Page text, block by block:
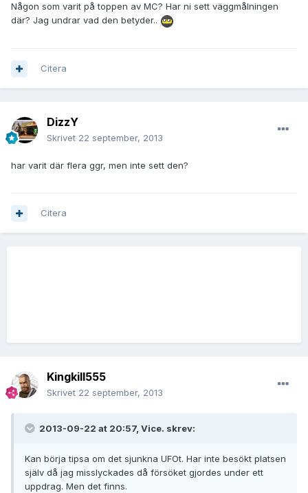
Någon som varit på toppen av MC? Har ni sett väggmålningen
där? Jag undrar vad den betyder..
Citera
DizzY
Skrivet 22 september, 2013
har varit där flera ggr, men inte sett den?
Citera
Kingkill555
Skrivet 22 september, 2013
2013-09-22 at 20:57, Vice. skrev:
Kan börja tipsa om det sjunkna UFOt. Har inte besökt platsen
själv då jag misslyckades då försöket gjordes under ett
uppdrag. Men det finns.